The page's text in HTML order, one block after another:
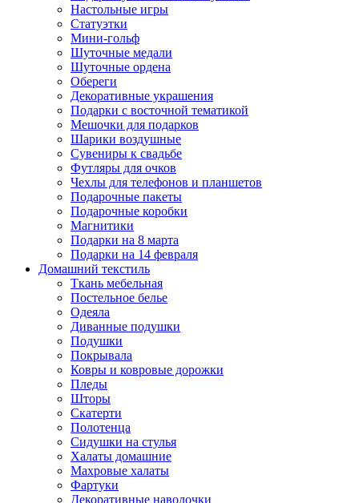
Настольные игры
Статуэтки
Мини-гольф
Шуточные медали
Шуточные ордена
Обереги
Декоративные украшения
Подарки с восточной тематикой
Мешочки для подарков
Шарики воздушные
Сувениры к свадьбе
Футляры для очков
Чехлы для телефонов и планшетов
Подарочные пакеты
Подарочные коробки
Магнитики
Подарки на 8 марта
Подарки на 14 февраля
Домашний текстиль
Ткань мебельная
Постельное белье
Одеяла
Диванные подушки
Подушки
Покрывала
Ковры и ковровые дорожки
Пледы
Шторы
Скатерти
Полотенца
Сидушки на стулья
Халаты домашние
Махровые халаты
Фартуки
Декоративные наволочки